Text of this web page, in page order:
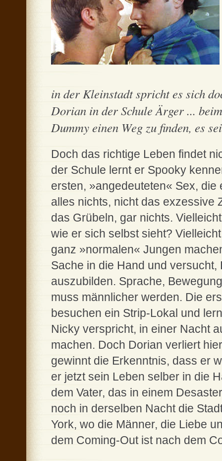
in der Kleinstadt spricht es sich
Dorian in der Schule Ärger ...
Dummy einen Weg zu finden, es
Doch das richtige Leben findet
der Schule lernt er Spooky
ersten, »angedeuteten« Sex,
alles nichts, nicht das exzessive
das Grübeln, gar nichts.
wie er sich selbst sieht?
ganz »normalen« Jungen
Sache in die Hand und
auszubilden. Sprache,
muss männlicher werden. Die
besuchen ein Strip-Lokal und
Nicky verspricht, in einer Nacht
machen. Doch Dorian verliert
gewinnt die Erkenntnis, dass er
er jetzt sein Leben selber in die
dem Vater, das in einem
noch in derselben Nacht die
York, wo die Männer, die Liebe
dem Coming-Out ist nach dem